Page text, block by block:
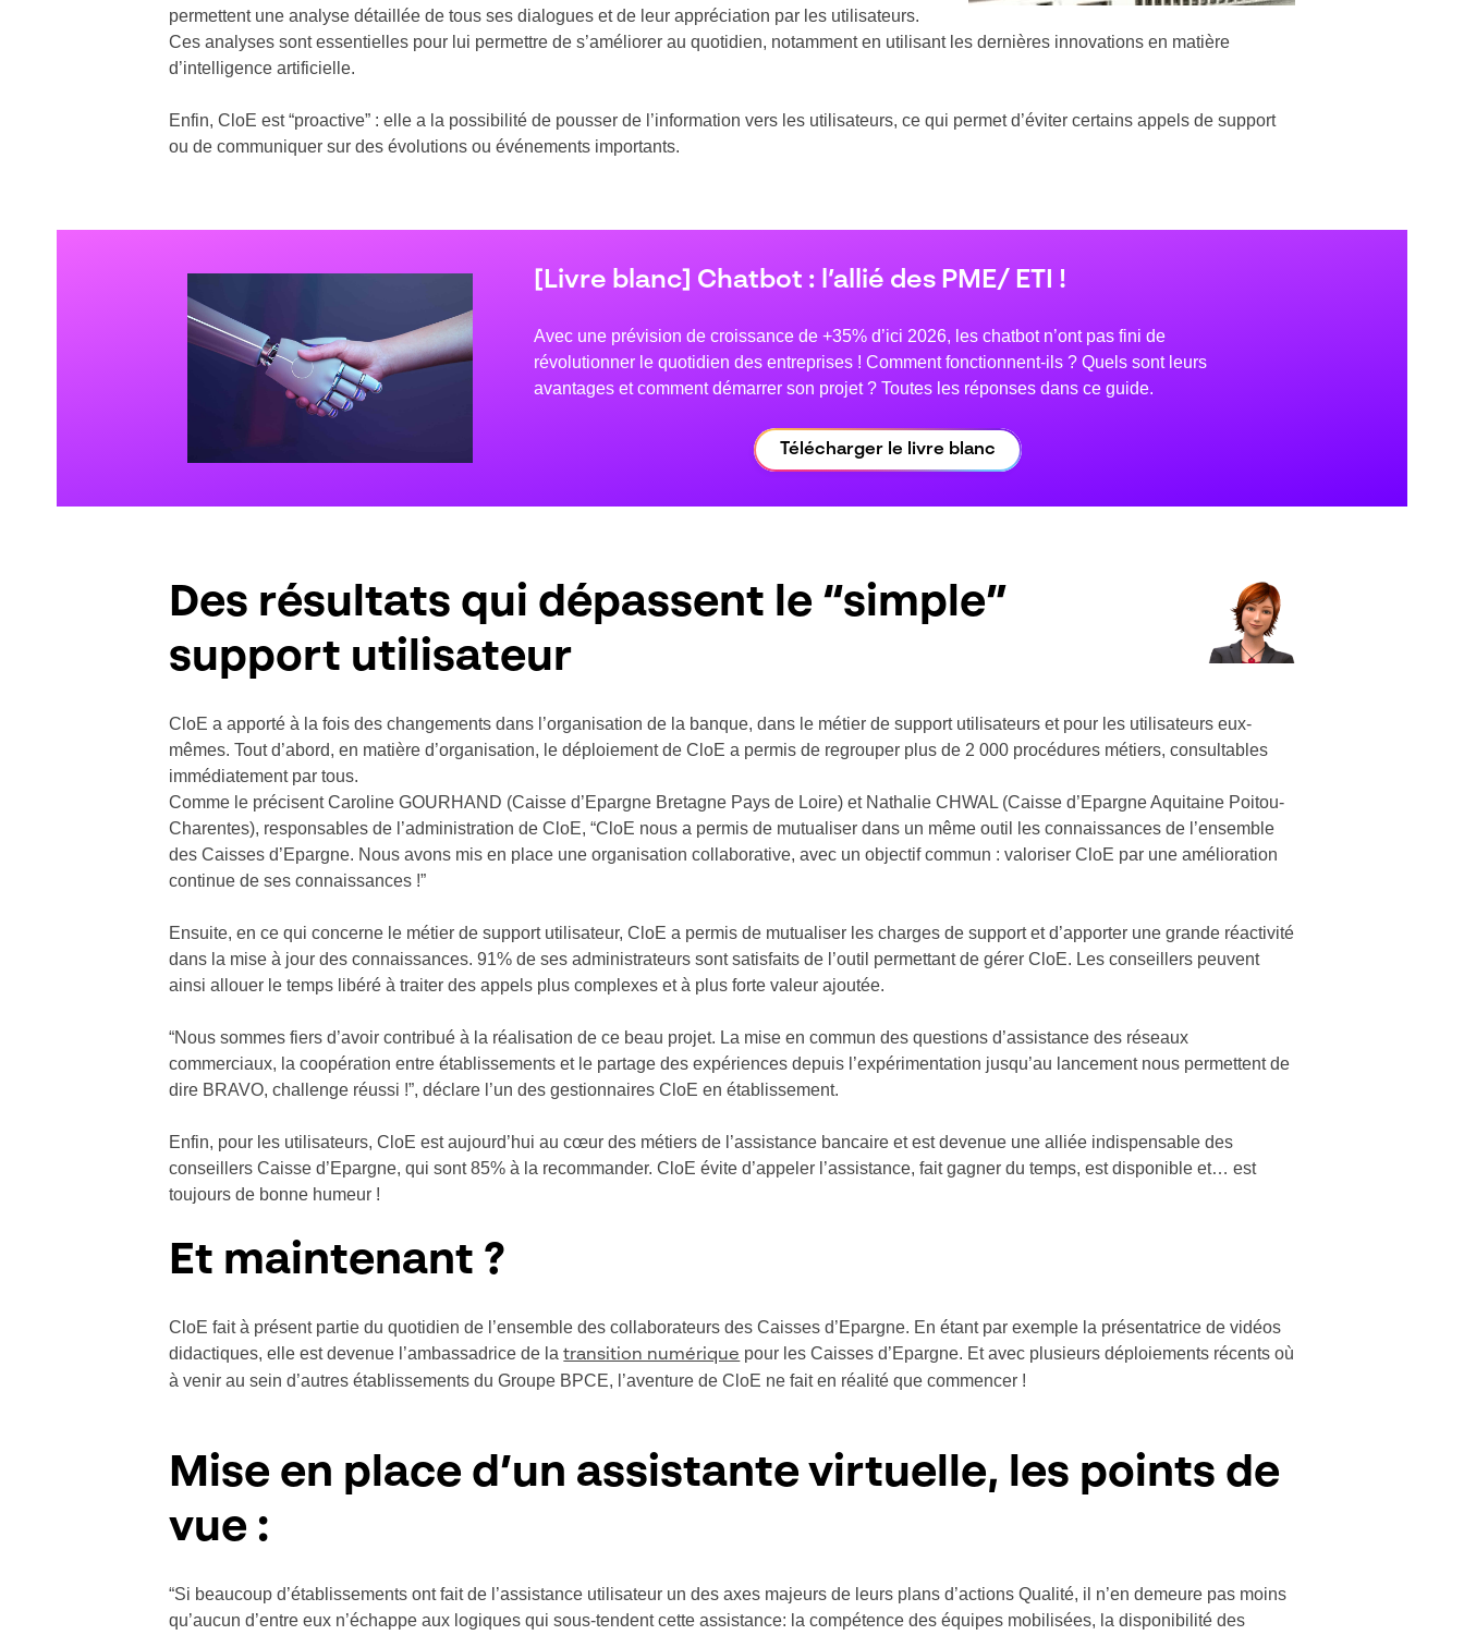
permettent une analyse détaillée de tous ses dialogues et de leur appréciation par les utilisateurs.
Ces analyses sont essentielles pour lui permettre de s’améliorer au quotidien, notamment en utilisant les dernières innovations en matière
d’intelligence artificielle.
Enfin, CloE est “proactive” : elle a la possibilité de pousser de l’information vers les utilisateurs, ce qui permet d’éviter certains appels de support
ou de communiquer sur des évolutions ou événements importants.
[Livre blanc] Chatbot : l’allié des PME/ ETI !
Avec une prévision de croissance de +35% d’ici 2026, les chatbot n’ont pas fini de
révolutionner le quotidien des entreprises ! Comment fonctionnent-ils ? Quels sont leurs
avantages et comment démarrer son projet ? Toutes les réponses dans ce guide.
Télécharger le livre blanc
Des résultats qui dépassent le “simple”
support utilisateur
CloE a apporté à la fois des changements dans l’organisation de la banque, dans le métier de support utilisateurs et pour les utilisateurs eux-
mêmes. Tout d’abord, en matière d’organisation, le déploiement de CloE a permis de regrouper plus de 2 000 procédures métiers, consultables
immédiatement par tous.
Comme le précisent Caroline GOURHAND (Caisse d’Epargne Bretagne Pays de Loire) et Nathalie CHWAL (Caisse d’Epargne Aquitaine Poitou-
Charentes), responsables de l’administration de CloE, “CloE nous a permis de mutualiser dans un même outil les connaissances de l’ensemble
des Caisses d’Epargne. Nous avons mis en place une organisation collaborative, avec un objectif commun : valoriser CloE par une amélioration
continue de ses connaissances !”
Ensuite, en ce qui concerne le métier de support utilisateur, CloE a permis de mutualiser les charges de support et d’apporter une grande réactivité
dans la mise à jour des connaissances. 91% de ses administrateurs sont satisfaits de l’outil permettant de gérer CloE. Les conseillers peuvent
ainsi allouer le temps libéré à traiter des appels plus complexes et à plus forte valeur ajoutée.
“Nous sommes fiers d’avoir contribué à la réalisation de ce beau projet. La mise en commun des questions d’assistance des réseaux
commerciaux, la coopération entre établissements et le partage des expériences depuis l’expérimentation jusqu’au lancement nous permettent de
dire BRAVO, challenge réussi !”, déclare l’un des gestionnaires CloE en établissement.
Enfin, pour les utilisateurs, CloE est aujourd’hui au cœur des métiers de l’assistance bancaire et est devenue une alliée indispensable des
conseillers Caisse d’Epargne, qui sont 85% à la recommander. CloE évite d’appeler l’assistance, fait gagner du temps, est disponible et… est
toujours de bonne humeur !
Et maintenant ?
CloE fait à présent partie du quotidien de l’ensemble des collaborateurs des Caisses d’Epargne. En étant par exemple la présentatrice de vidéos
didactiques, elle est devenue l’ambassadrice de latransition numérique pour les Caisses d’Epargne. Et avec plusieurs déploiements récents où
à venir au sein d’autres établissements du Groupe BPCE, l’aventure de CloE ne fait en réalité que commencer !
Mise en place d’un assistante virtuelle, les points de
vue :
“Si beaucoup d’établissements ont fait de l’assistance utilisateur un des axes majeurs de leurs plans d’actions Qualité, il n’en demeure pas moins
qu’aucun d’entre eux n’échappe aux logiques qui sous-tendent cette assistance: la compétence des équipes mobilisées, la disponibilité des